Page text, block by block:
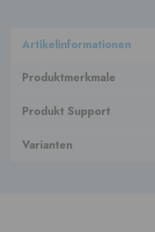
Artikelinformationen
Produktmerkmale
Produkt Support
Varianten